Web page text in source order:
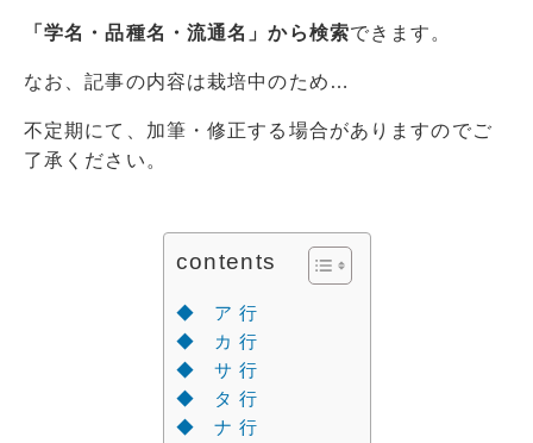
「学名・品種名・流通名」から検索できます。
なお、記事の内容は栽培中のため…
不定期にて、加筆・修正する場合がありますのでご
了承ください。
contents
◆ ア 行
◆ カ 行
◆ サ 行
◆ タ 行
◆ ナ 行